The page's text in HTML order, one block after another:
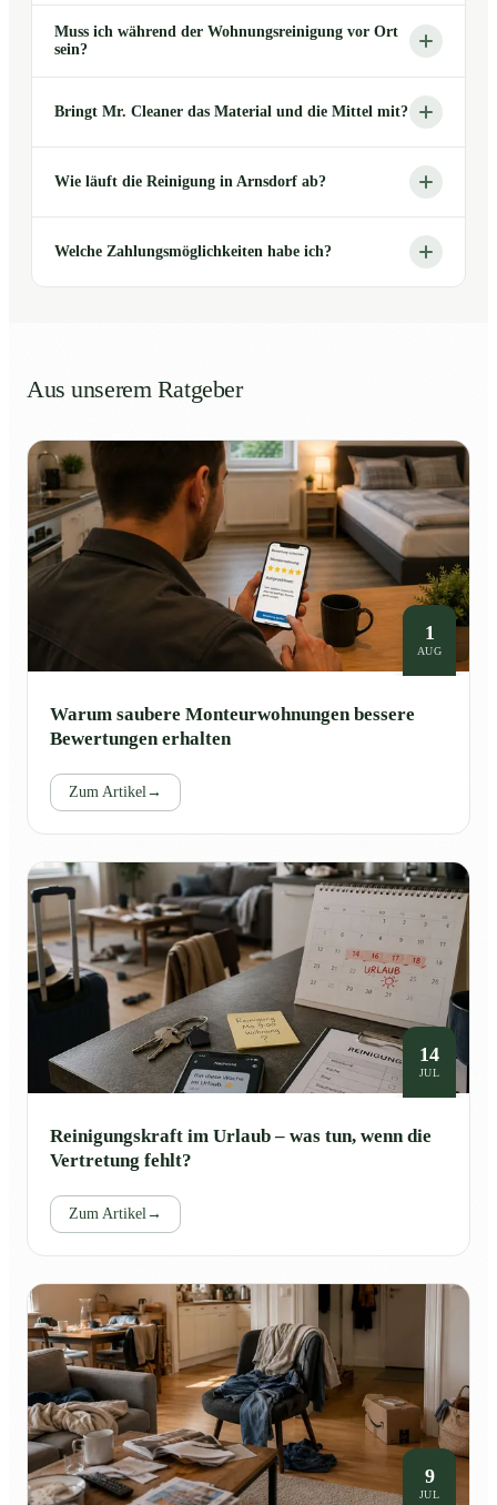
Muss ich während der Wohnungsreinigung vor Ort
sein?
Bringt Mr. Cleaner das Material und die Mittel mit?
Wie läuft die Reinigung in Arnsdorf ab?
Welche Zahlungsmöglichkeiten habe ich?
Aus unserem Ratgeber
1
AUG
Warum saubere Monteurwohnungen bessere
Bewertungen erhalten
Zum Artikel →
14
JUL
Reinigungskraft im Urlaub – was tun, wenn die
Vertretung fehlt?
Zum Artikel →
9
JUL